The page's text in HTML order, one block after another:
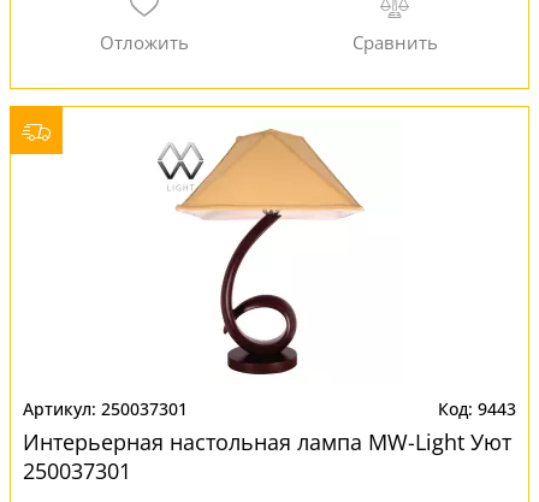
250037301 9443
Интерьерная настольная лампа MW-Light Уют
250037301